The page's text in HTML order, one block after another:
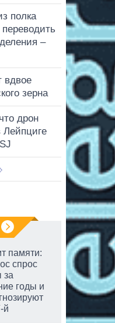
полка
–
вдвое
зерна
дрон
Лейпциге
памяти:
спрос
за
годы и
й